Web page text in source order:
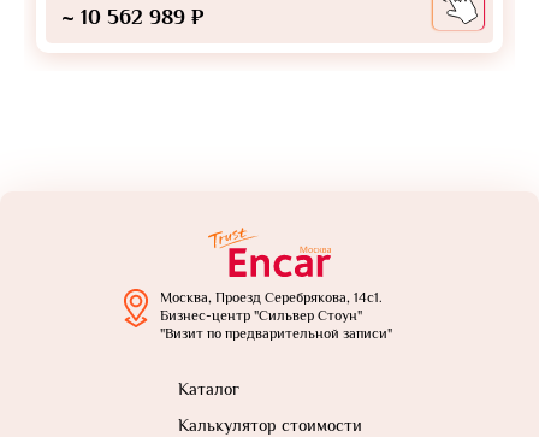
~ 10 562 989 ₽
Москва, Проезд Серебрякова, 14с1.
Бизнес-центр "Сильвер Стоун"
"Визит по предварительной записи"
Каталог
Калькулятор стоимости